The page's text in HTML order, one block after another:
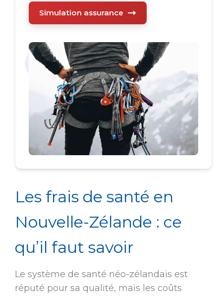
Simulation assurance
Les frais de santé en
Nouvelle-Zélande : ce
qu’il faut savoir
Le système de santé néo-zélandais est
réputé pour sa qualité, mais les coûts